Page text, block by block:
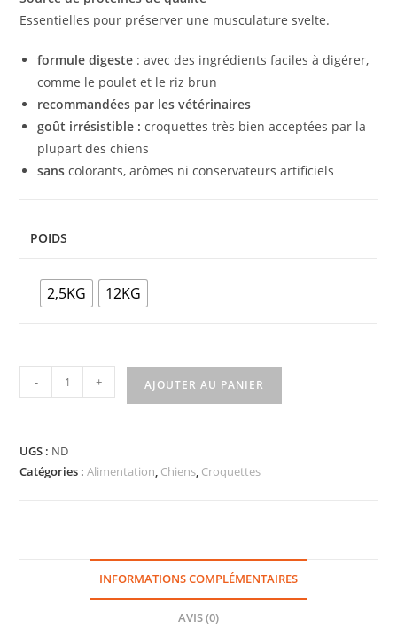
Essentielles pour préserver une musculature svelte.
formule digeste : avec des ingrédients faciles à digérer,
comme le poulet et le riz brun
recommandées par les vétérinaires
goût irrésistible :croquettes très bien acceptées par la
plupart des chiens
sanscolorants, arômes ni conservateurs artificiels
POIDS
2,5KG 12KG
- + AJOUTER AU PANIER
UGS : ND
Catégories :Alimentation, Chiens, Croquettes
INFORMATIONS COMPLÉMENTAIRES
AVIS (0)